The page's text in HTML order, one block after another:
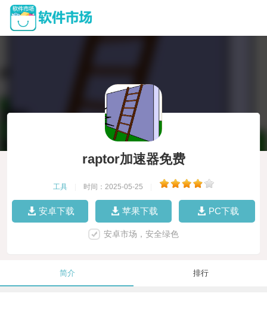
raptor加速器免费
工具 时间：2025-05-25
安卓下载 苹果下载 PC下载
安卓市场，安全绿色
简介 排行